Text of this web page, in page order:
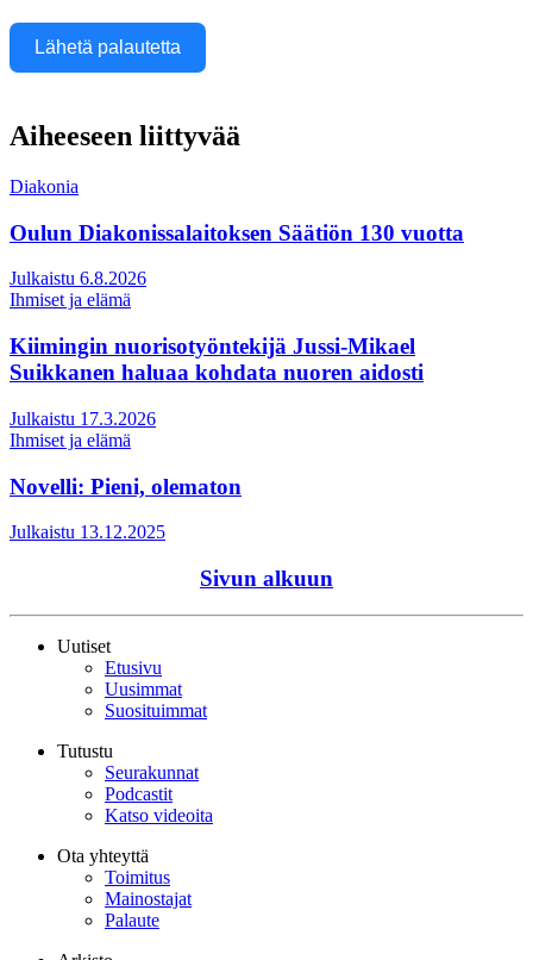
Lähetä palautetta
Aiheeseen liittyvää
Diakonia
Oulun Diakonissalaitoksen Säätiön 130 vuotta
Julkaistu 6.8.2026
Ihmiset ja elämä
Kiimingin nuorisotyöntekijä Jussi-Mikael
Suikkanen haluaa kohdata nuoren aidosti
Julkaistu 17.3.2026
Ihmiset ja elämä
Novelli: Pieni, olematon
Julkaistu 13.12.2025
Sivun alkuun
Uutiset
Etusivu
Uusimmat
Suosituimmat
Tutustu
Seurakunnat
Podcastit
Katso videoita
Ota yhteyttä
Toimitus
Mainostajat
Palaute